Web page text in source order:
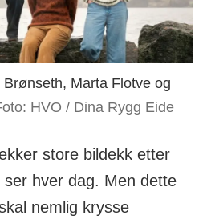
Marta Flotve og
HVO / Dina Rygg Eide
store bildekk etter
hver dag. Men dette
nemlig krysse